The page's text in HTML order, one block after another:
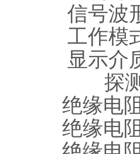
信号波
工作模
显示介
探测
绝缘电
绝缘电